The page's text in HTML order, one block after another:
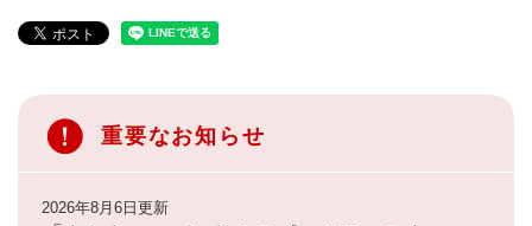
重要なお知らせ
2026年8月6日更新